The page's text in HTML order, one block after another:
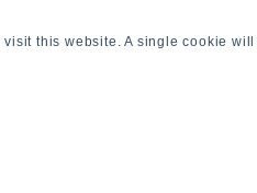
this website. A single cookie